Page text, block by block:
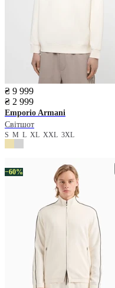
₴ 9 999
₴ 2 999
Emporio Armani
Світшот
S M L XL XXL 3XL
−60%